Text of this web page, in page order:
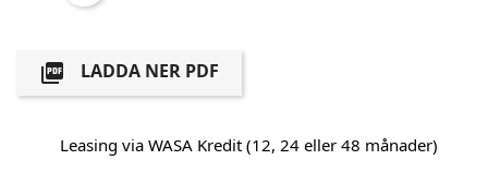
 LADDA NER PDF
Leasing via WASA Kredit (12, 24 eller 48 månader)